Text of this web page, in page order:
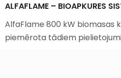
ALFAFLAME – BIOAPKURES
AlfaFlame 800 kW biomasas
piemērota tādiem